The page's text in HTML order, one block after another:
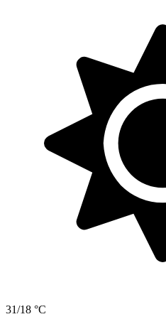
31/18 °C